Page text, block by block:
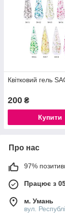
Квітковий гель
200 ₴
Купити
Про нас
97%
Працює з
м. Умань
вул.